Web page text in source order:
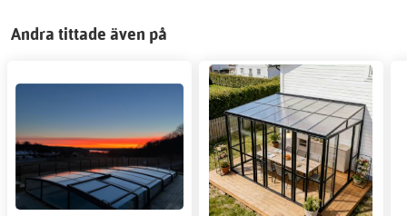
Andra tittade även på